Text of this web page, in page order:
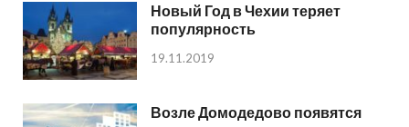
Новый Год в Чехии теряет
популярность
19.11.2019
Возле Домодедово появятся